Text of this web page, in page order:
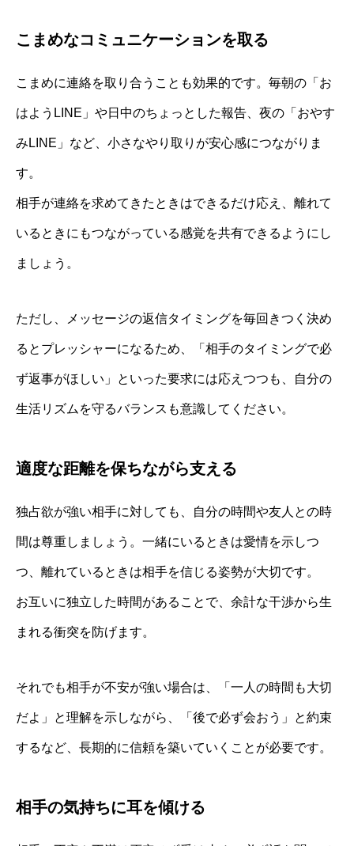
こまめなコミュニケーションを取る
こまめに連絡を取り合うことも効果的です。毎朝の「お
はようLINE」や日中のちょっとした報告、夜の「おやす
みLINE」など、小さなやり取りが安心感につながりま
す。
相手が連絡を求めてきたときはできるだけ応え、離れて
いるときにもつながっている感覚を共有できるようにし
ましょう。
ただし、メッセージの返信タイミングを毎回きつく決め
るとプレッシャーになるため、「相手のタイミングで必
ず返事がほしい」といった要求には応えつつも、自分の
生活リズムを守るバランスも意識してください。
適度な距離を保ちながら支える
独占欲が強い相手に対しても、自分の時間や友人との時
間は尊重しましょう。一緒にいるときは愛情を示しつ
つ、離れているときは相手を信じる姿勢が大切です。
お互いに独立した時間があることで、余計な干渉から生
まれる衝突を防げます。
それでも相手が不安が強い場合は、「一人の時間も大切
だよ」と理解を示しながら、「後で必ず会おう」と約束
するなど、長期的に信頼を築いていくことが必要です。
相手の気持ちに耳を傾ける